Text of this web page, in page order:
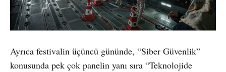
Ayrıca festivalin üçüncü gününde, “Siber Güvenlik”
konusunda pek çok panelin yanı sıra “Teknolojide